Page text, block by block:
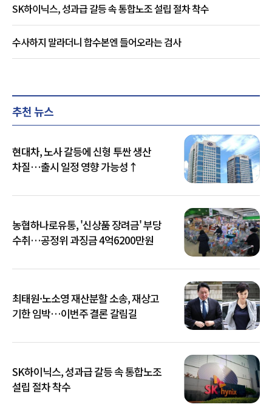
SK하이닉스, 성과급 갈등 속 통합노조 설립 절차 착수
수사하지 말라더니 합수본엔 들어오라는 검사
추천 뉴스
현대차, 노사 갈등에 신형 투싼 생산
차질…출시 일정 영향 가능성↑
농협하나로유통, '신상품 장려금' 부당
수취…공정위 과징금 4억6200만원
최태원·노소영 재산분할 소송, 재상고
기한 임박…이번주 결론 갈림길
SK하이닉스, 성과급 갈등 속 통합노조
설립 절차 착수